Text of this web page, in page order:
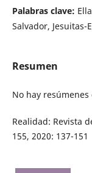
Palabras clave:
Salvador, Jesuitas-
Resumen
No hay
Realidad: Revista
155, 2020: 137-151